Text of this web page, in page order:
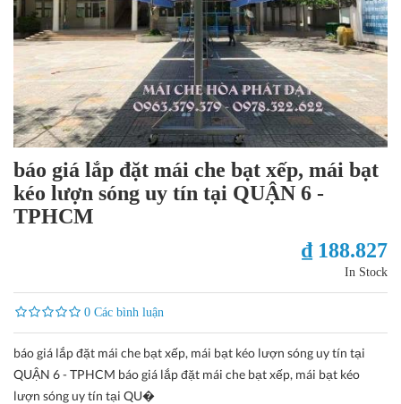
báo giá lắp đặt mái che bạt xếp, mái bạt
kéo lượn sóng uy tín tại QUẬN 6 -
TPHCM
₫ 188.827
In Stock
0 Các bình luận
báo giá lắp đặt mái che bạt xếp, mái bạt kéo lượn sóng uy tín tại
QUẬN 6 - TPHCM báo giá lắp đặt mái che bạt xếp, mái bạt kéo
lượn sóng uy tín tại QU�